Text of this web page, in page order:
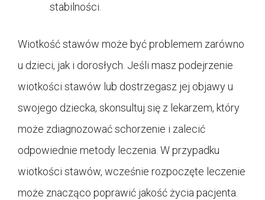
stabilności.
Wiotkość stawów może być problemem zarówno
u dzieci, jak i dorosłych. Jeśli masz podejrzenie
wiotkości stawów lub dostrzegasz jej objawy u
swojego dziecka, skonsultuj się z lekarzem, który
może zdiagnozować schorzenie i zalecić
odpowiednie metody leczenia. W przypadku
wiotkości stawów, wcześnie rozpoczęte leczenie
może znacząco poprawić jakość życia pacjenta.